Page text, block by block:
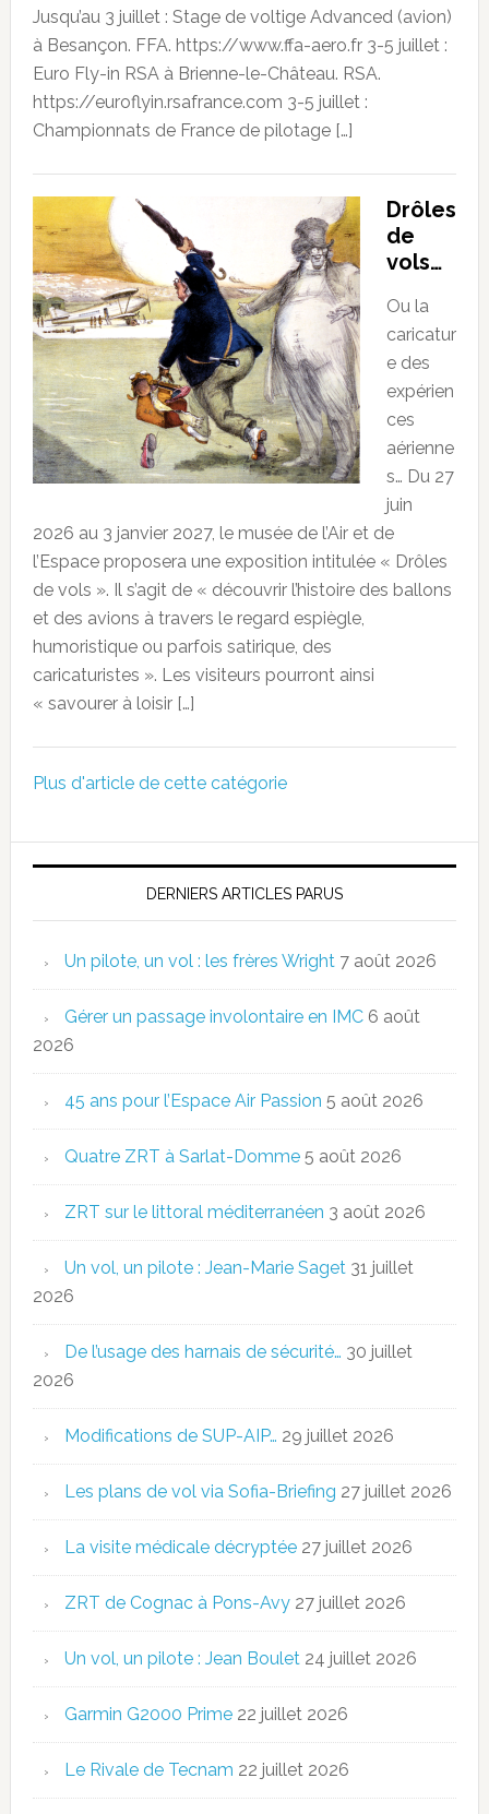
Jusqu’au 3 juillet : Stage de voltige Advanced (avion)
à Besançon. FFA. https://www.ffa-aero.fr 3-5 juillet :
Euro Fly-in RSA à Brienne-le-Château. RSA.
https://euroflyin.rsafrance.com 3-5 juillet :
Championnats de France de pilotage […]
Drôles
de
vols…
Ou la
caricatur
e des
expérien
ces
aérienne
s… Du 27
juin
2026 au 3 janvier 2027, le musée de l’Air et de
l’Espace proposera une exposition intitulée « Drôles
de vols ». Il s’agit de « découvrir l’histoire des ballons
et des avions à travers le regard espiègle,
humoristique ou parfois satirique, des
caricaturistes ». Les visiteurs pourront ainsi
« savourer à loisir […]
Plus d'article de cette catégorie
DERNIERS ARTICLES PARUS
Un pilote, un vol : les frères Wright 7 août 2026
Gérer un passage involontaire en IMC 6 août
2026
45 ans pour l’Espace Air Passion 5 août 2026
Quatre ZRT à Sarlat-Domme 5 août 2026
ZRT sur le littoral méditerranéen 3 août 2026
Un vol, un pilote : Jean-Marie Saget 31 juillet
2026
De l’usage des harnais de sécurité… 30 juillet
2026
Modifications de SUP-AIP… 29 juillet 2026
Les plans de vol via Sofia-Briefing 27 juillet 2026
La visite médicale décryptée 27 juillet 2026
ZRT de Cognac à Pons-Avy 27 juillet 2026
Un vol, un pilote : Jean Boulet 24 juillet 2026
Garmin G2000 Prime 22 juillet 2026
Le Rivale de Tecnam 22 juillet 2026